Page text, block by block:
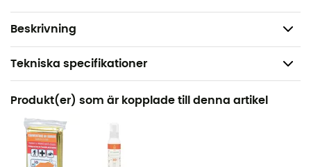
Beskrivning
vandringskarta från IGN enligt oss därför oumbärlig i din
ryggsäck och i dina händer!
Tekniska specifikationer
Rekommenderad för
Vandring / Vandring / Resa
Produktnamn
Basse Terre - Soufrière - Les Saintes
Produkt(er) som är kopplade till denna artikel